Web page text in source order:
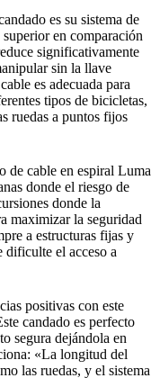
es su sistema de
en comparación
significativamente
sin la llave
es adecuada para
tipos de bicicletas,
ruedas a puntos fijos
de cable en espiral Luma
donde el riesgo de
donde la
maximizar la seguridad
a estructuras fijas y
dificulte el acceso a
positivas con este
candado es perfecto
segura dejándola en
«La longitud del
las ruedas, y el sistema